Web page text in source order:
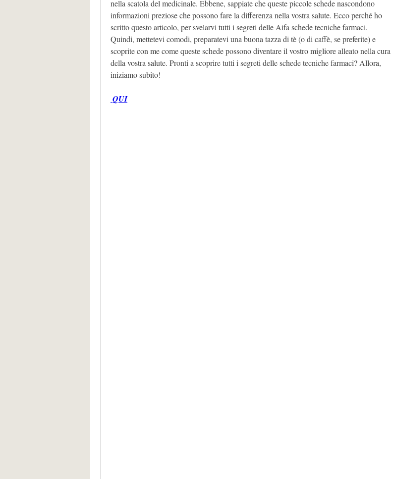
nella scatola del medicinale. Ebbene, sappiate che queste piccole schede nascondono
informazioni preziose che possono fare la differenza nella vostra salute. Ecco perché ho
scritto questo articolo, per svelarvi tutti i segreti delle Aifa schede tecniche farmaci.
Quindi, mettetevi comodi, preparatevi una buona tazza di tè (o di caffè, se preferite) e
scoprite con me come queste schede possono diventare il vostro migliore alleato nella cura
della vostra salute. Pronti a scoprire tutti i segreti delle schede tecniche farmaci? Allora,
iniziamo subito!
QUI